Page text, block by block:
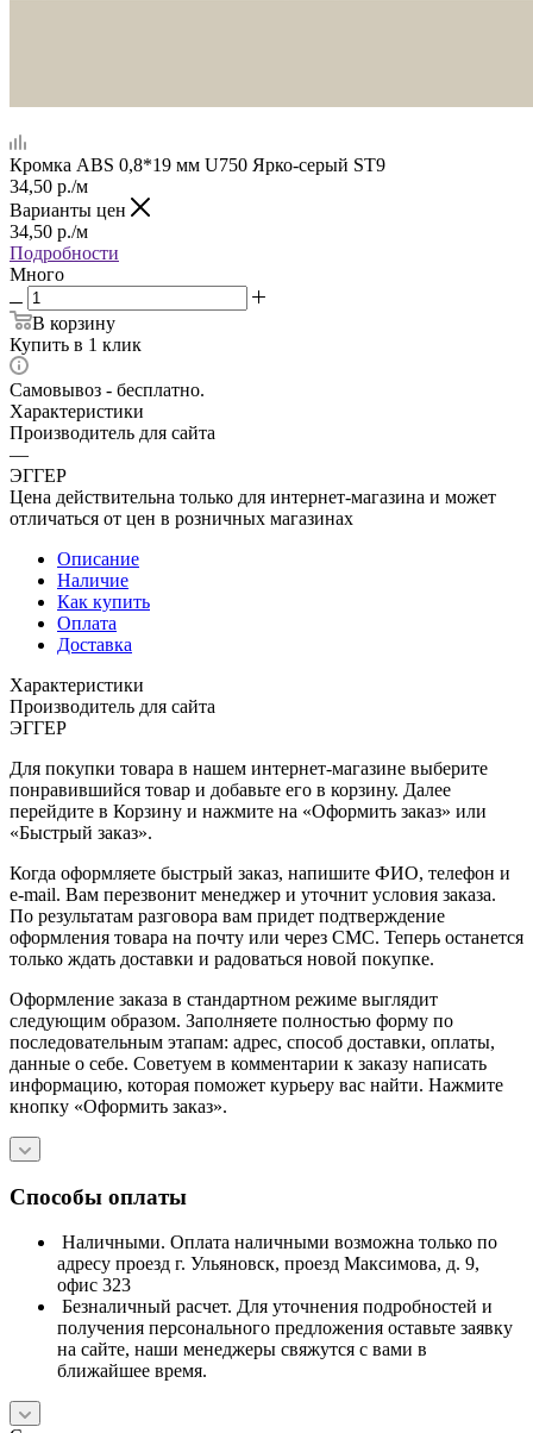
Кромка ABS 0,8*19 мм U750 Ярко-серый ST9
34,50 р./м
Варианты цен
34,50 р./м
Подробности
Много
В корзину
Купить в 1 клик
Самовывоз - бесплатно.
Характеристики
Производитель для сайта
—
ЭГГЕР
Цена действительна только для интернет-магазина и может
отличаться от цен в розничных магазинах
Описание
Наличие
Как купить
Оплата
Доставка
Характеристики
Производитель для сайта
ЭГГЕР
Для покупки товара в нашем интернет-магазине выберите
понравившийся товар и добавьте его в корзину. Далее
перейдите в Корзину и нажмите на «Оформить заказ» или
«Быстрый заказ».
Когда оформляете быстрый заказ, напишите ФИО, телефон и
e-mail. Вам перезвонит менеджер и уточнит условия заказа.
По результатам разговора вам придет подтверждение
оформления товара на почту или через СМС. Теперь останется
только ждать доставки и радоваться новой покупке.
Оформление заказа в стандартном режиме выглядит
следующим образом. Заполняете полностью форму по
последовательным этапам: адрес, способ доставки, оплаты,
данные о себе. Советуем в комментарии к заказу написать
информацию, которая поможет курьеру вас найти. Нажмите
кнопку «Оформить заказ».
Способы оплаты
Наличными. Оплата наличными возможна только по
адресу проезд г. Ульяновск, проезд Максимова, д. 9,
офис 323
Безналичный расчет. Для уточнения подробностей и
получения персонального предложения оставьте заявку
на сайте, наши менеджеры свяжутся с вами в
ближайшее время.